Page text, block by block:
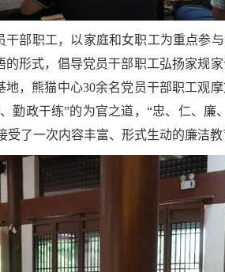
部职工，以家庭和女职工为重点参
形式，倡导党员干部职工弘扬家规
，熊猫中心30余名党员干部职工观
勤政干练”的为官之道，“忠、仁、
了一次内容丰富、形式生动的廉洁教